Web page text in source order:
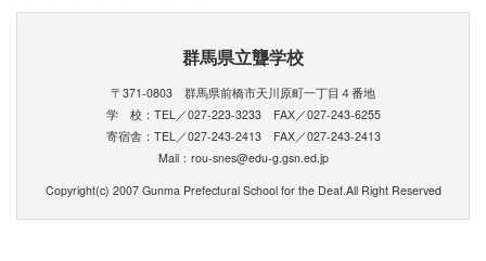
群馬県立聾学校
〒371-0803 群馬県前橋市天川原町一丁目４番地
学 校：TEL／027-223-3233 FAX／027-243-6255
寄宿舎：TEL／027-243-2413 FAX／027-243-2413
Mail：rou-snes@edu-g.gsn.ed.jp
Copyright(c) 2007 Gunma Prefectural School for the Deaf.All Right Reserved